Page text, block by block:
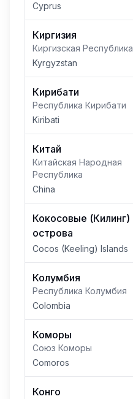
Cyprus
Киргизия
Киргизская Республика
Kyrgyzstan
Кирибати
Республика Кирибати
Kiribati
Китай
Китайская Народная
Республика
China
Кокосовые (Килинг)
острова
Cocos (Keeling) Islands
Колумбия
Республика Колумбия
Colombia
Коморы
Союз Коморы
Comoros
Конго